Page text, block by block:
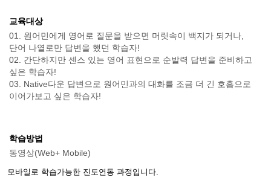
교육대상
01. 원어민에게 영어로 질문을 받으면 머릿속이 백지가 되거나,
단어 나열로만 답변을 했던 학습자!
02. 간단하지만 센스 있는 영어 표현으로 순발력 답변을 준비하고
싶은 학습자!
03. Native다운 답변으로 원어민과의 대화를 조금 더 긴 호흡으로
이어가보고 싶은 학습자!
학습방법
동영상(Web+ Mobile)
모바일로 학습가능한 진도연동 과정입니다.